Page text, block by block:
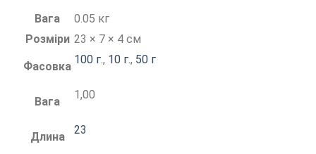
Вага
0.05 кг
Розміри 23 × 7 × 4 см
Фасовка
100 г., 10 г., 50 г
Вага
1,00
Длина
23